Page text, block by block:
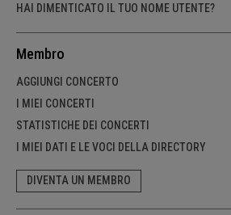
HAI DIMENTICATO IL TUO NOME UTENTE?
Membro
AGGIUNGI CONCERTO
I MIEI CONCERTI
STATISTICHE DEI CONCERTI
I MIEI DATI E LE VOCI DELLA DIRECTORY
DIVENTA UN MEMBRO